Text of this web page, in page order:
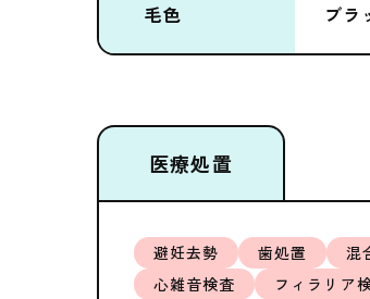
毛色 ブラ
医療処置
避妊去勢 歯処置 混
心雑音検査
フィラリア